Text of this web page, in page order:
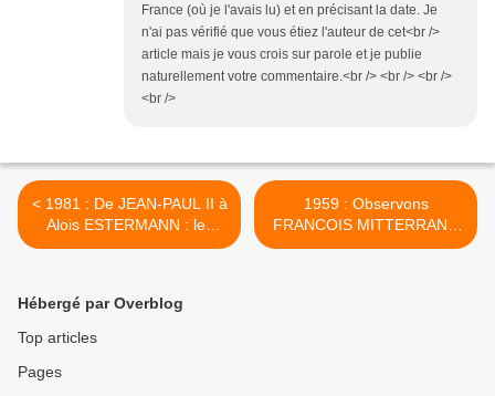
France (où je l'avais lu) et en précisant la date. Je
n'ai pas vérifié que vous étiez l'auteur de cet<br />
article mais je vous crois sur parole et je publie
naturellement votre commentaire.<br /> <br /> <br />
<br />
< 1981 : De JEAN-PAUL II à
Alois ESTERMANN : les
secrets d'Etat du Vatican
1959 : Observons
FRANCOIS MITTERRAND
rue de l'Observatoire... >
Hébergé par Overblog
Top articles
Pages